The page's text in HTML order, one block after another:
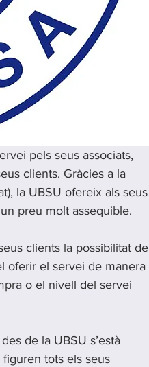
pels seus associats,
clients. Gràcies a la
la UBSU ofereix als seus
preu molt assequible.
clients la possibilitat de
oferir el servei de manera
o el nivell del servei
de la UBSU s’està
tots els seus